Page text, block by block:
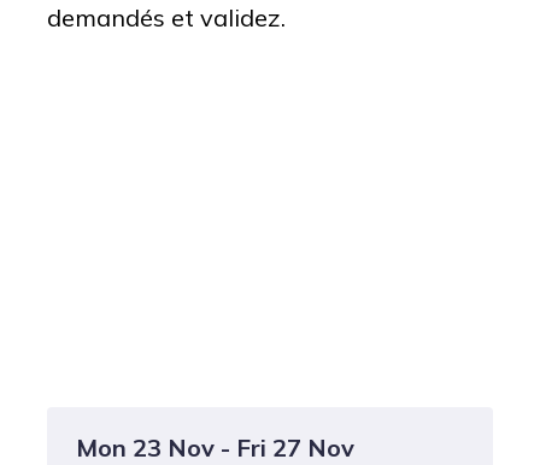
demandés et validez.
Mon 23 Nov - Fri 27 Nov